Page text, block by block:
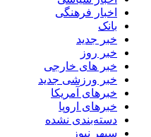
اخبار فرهنگی
بانک
خبر جدید
خبر روز
خبر های خارجی
خبر ورزشی جدید
خبرهای آمریکا
خبرهای اروپا
دسته‌بندی نشده
سپهر نیوز